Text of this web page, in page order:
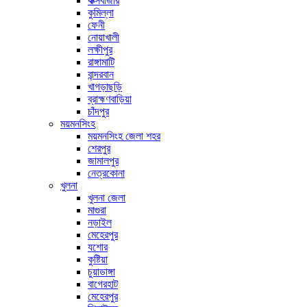
কুমিল্লা
ফেনী
নোয়াখালী
লক্ষীপুর
রাঙ্গামাটি
বান্দরবান
খাগড়াছড়ি
ব্রাহ্মণবাড়িয়া
চাঁদপুর
ময়মনসিংহ
ময়মনসিংহ জেলা শহর
শেরপুর
জামালপুর
নেত্রকোনা
খুলনা
খুলনা জেলা
মাগুরা
নড়াইল
মেহেরপুর
যশোর
কুষ্টিয়া
চুয়াডাঙ্গা
বাগেরহাট
মেহেরপুর